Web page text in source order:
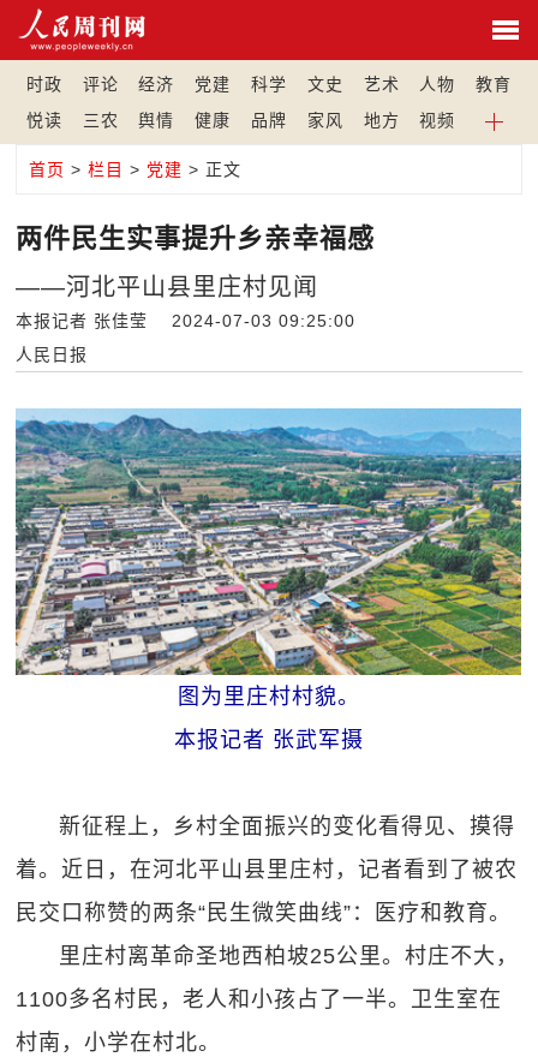
时政 评论 经济 党建 科学 文史 艺术 人物
教育
悦读
三农 舆情 健康 品牌 家风 地方 视频
首页 >栏目 > 党建 > 正文
两件民生实事提升乡亲幸福感
——河北平山县里庄村见闻
本报记者 张佳莹 2024-07-03 09:25:00
人民日报
图为里庄村村貌。
本报记者 张武军摄
新征程上，乡村全面振兴的变化看得见、摸得
着。近日，在河北平山县里庄村，记者看到了被农
民交口称赞的两条“民生微笑曲线”：医疗和教育。
里庄村离革命圣地西柏坡25公里。村庄不大，
1100多名村民，老人和小孩占了一半。卫生室在
村南，小学在村北。